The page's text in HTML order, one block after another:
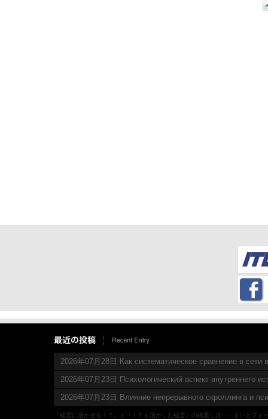
2026年07月28日 Как систематическое сравнение в сети
2026年07月23日 Психологический аспект внутреннего
2026年07月23日 Влияние непрерывного скроллинга и
『経営に活かせるＩＴ』と『ＩＴを活かした経営』の橋渡しは‥‥まいどフォ